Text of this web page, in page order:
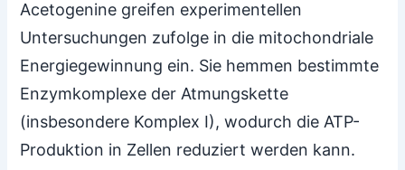
Acetogenine greifen experimentellen
Untersuchungen zufolge in die mitochondriale
Energiegewinnung ein. Sie hemmen bestimmte
Enzymkomplexe der Atmungskette
(insbesondere Komplex I), wodurch die ATP-
Produktion in Zellen reduziert werden kann.